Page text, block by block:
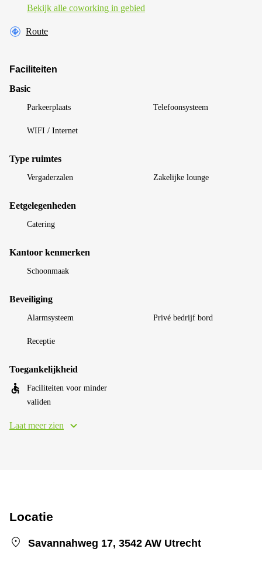
Bekijk alle сoworking in gebied
Route
Faciliteiten
Basic
Parkeerplaats Telefoonsysteem
WIFI / Internet
Type ruimtes
Vergaderzalen Zakelijke lounge
Eetgelegenheden
Catering
Kantoor kenmerken
Schoonmaak
Beveiliging
Alarmsysteem Privé bedrijf bord
Receptie
Toegankelijkheid
Faciliteiten voor minder
validen
Laat meer zien
Locatie
Savannahweg 17, 3542 AW Utrecht